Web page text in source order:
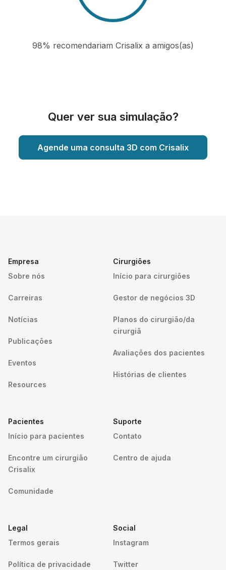
98% recomendariam Crisalix a amigos(as)
Quer ver sua simulação?
Agende uma consulta 3D com Crisalix
Empresa
Sobre nós
Carreiras
Notícias
Publicações
Eventos
Resources
Cirurgiões
Início para cirurgiões
Gestor de negócios 3D
Planos do cirurgião/da
cirurgiã
Avaliações dos pacientes
Histórias de clientes
Pacientes
Início para pacientes
Encontre um cirurgião
Crisalix
Comunidade
Suporte
Contato
Centro de ajuda
Legal
Termos gerais
Política de privacidade
Social
Instagram
Twitter